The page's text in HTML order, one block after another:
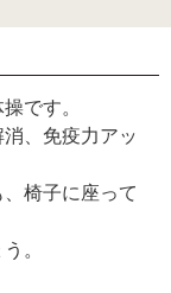
です。
、免疫力アッ
椅子に座って
。